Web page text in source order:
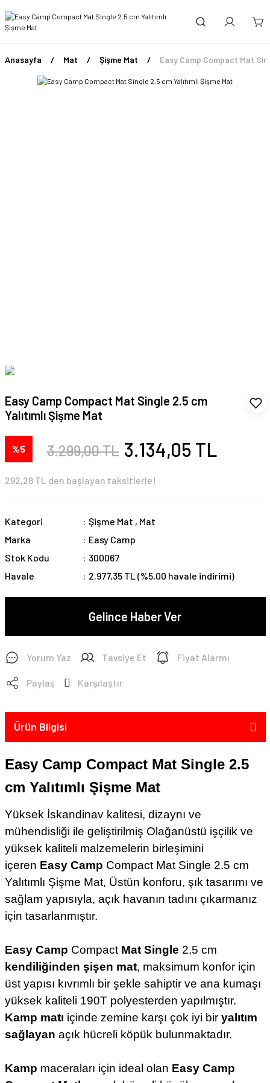
Anasayfa Mat Şişme Mat Easy Camp Compact Mat
Easy Camp Compact Mat Single 2.5 cm
Yalıtımlı Şişme Mat
%5 3.299,00 TL 3.134,05 TL
292,28 TL den başlayan taksitlerle!
Kategori Şişme Mat , Mat
Marka
Easy Camp
Stok Kodu
300067
Havale
2.977,35 TL (%5,00 havale indirimi)
Gelince Haber Ver
Yorum Yaz Tavsiye Et Fiyat Alarmı
Paylaş Karşılaştır
Ürün Bilgisi
Easy Camp Compact Mat Single 2.5
cm Yalıtımlı Şişme Mat
Yüksek İskandinav kalitesi, dizaynı ve
mühendisliği ile geliştirilmiş Olağanüstü işçilik ve
yüksek kaliteli malzemelerin birleşimini
içeren Easy Camp Compact Mat Single 2.5 cm
Yalıtımlı Şişme Mat, Üstün konforu, şık tasarımı ve
sağlam yapısıyla, açık havanın tadını çıkarmanız
için tasarlanmıştır.
Easy Camp Compact Mat Single 2,5 cm
kendiliğinden şişen mat, maksimum konfor için
üst yapısı kıvrımlı bir şekle sahiptir ve ana kumaşı
yüksek kaliteli 190T polyesterden yapılmıştır.
Kamp matı içinde zemine karşı çok iyi bir yalıtım
sağlayan açık hücreli köpük bulunmaktadır.
Kamp maceraları için ideal olan Easy Camp